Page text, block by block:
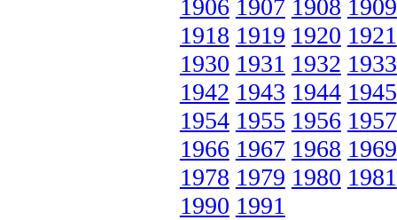
1906 1907 1908 1909
1918 1919 1920 1921
1930 1931 1932 1933
1942 1943 1944 1945
1954 1955 1956 1957
1966 1967 1968 1969
1978 1979 1980 1981
1990 1991